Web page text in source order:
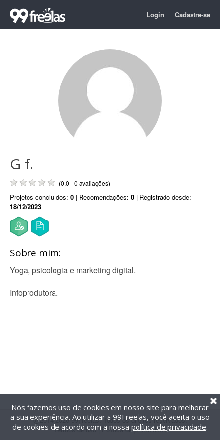
Login Cadastre-se
G f.
(0.0 - 0 avaliações)
Projetos concluídos: 0 | Recomendações: 0 | Registrado desde:
18/12/2023
Sobre mim:
Yoga, psicologia e marketing digital.
Infoprodutora.
@2014-2026 99Freelas. Todos os direitos reservados.
Termos de uso| Política de privacidade
Nós fazemos uso de cookies em nosso site para melhorar
a sua experiência. Ao utilizar a 99Freelas, você aceita o uso
de cookies de acordo com a nossa política de privacidade.